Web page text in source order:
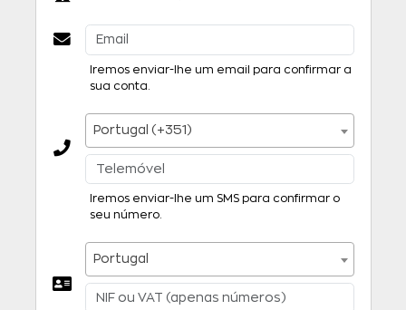
Iremos enviar-lhe um email para confirmar a
sua conta.
Portugal (+351)
Iremos enviar-lhe um SMS para confirmar o
seu número.
Portugal